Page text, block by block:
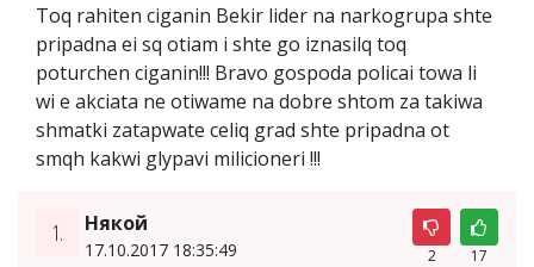
Toq rahiten ciganin Bekir lider na narkogrupa shte
pripadna ei sq otiam i shte go iznasilq toq
poturchen ciganin!!! Bravo gospoda policai towa li
wi e akciata ne otiwame na dobre shtom za takiwa
shmatki zatapwate celiq grad shte pripadna ot
smqh kakwi glypavi milicioneri !!!
1. Някой
17.10.2017 18:35:49 2 17